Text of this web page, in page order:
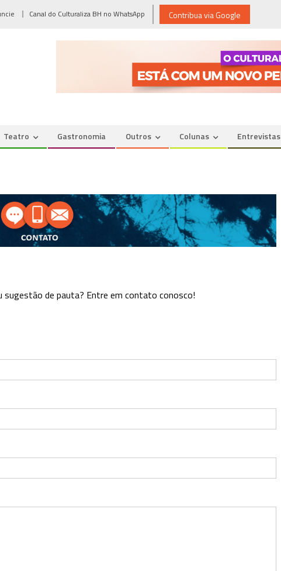
Canal do Culturaliza BH no WhatsApp Contribua via Google
Teatro Gastronomia Outros Colunas Entrevistas
sugestão de pauta? Entre em contato conosco!